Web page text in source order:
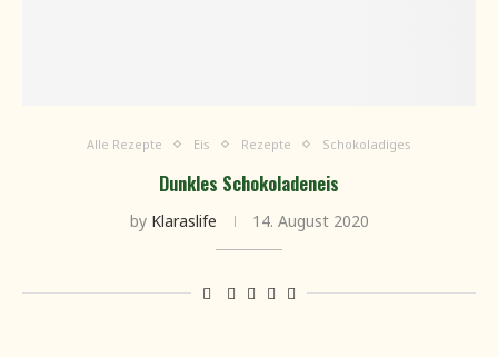
Alle Rezepte Eis Rezepte Schokoladiges
Dunkles Schokoladeneis
by Klaraslife 14. August 2020